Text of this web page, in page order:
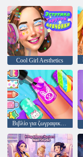
Cool Girl Aesthetics
Βιβλίο για ζωγραφική: Κορίτσια σχεδιασμός τέχνης νυχιών